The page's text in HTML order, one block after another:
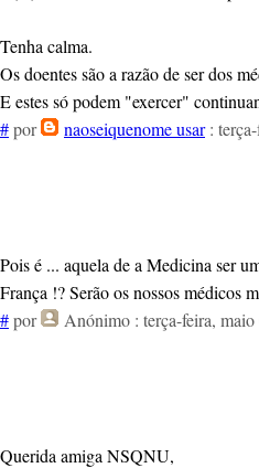
Tenha calma.
Os doentes são a razão de ser dos
E estes só podem "exercer"
#por naoseiquenome usar:
Pois é ... aquela de a Medicina ser
França !? Serão os nossos médicos
#por Anónimo : terça-feira,
Querida amiga NSQNU,